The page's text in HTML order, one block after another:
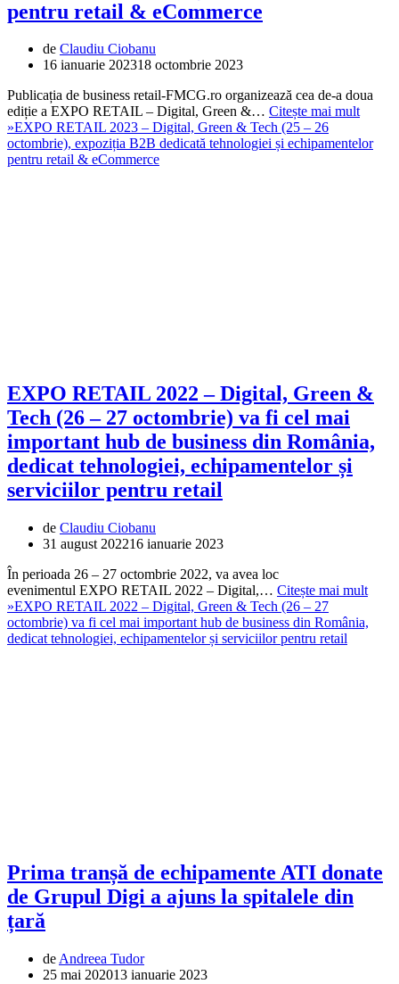
pentru retail & eCommerce
de Claudiu Ciobanu
16 ianuarie 202318 octombrie 2023
Publicația de business retail-FMCG.ro organizează cea de-a doua
ediție a EXPO RETAIL – Digital, Green &… Citește mai mult
»EXPO RETAIL 2023 – Digital, Green & Tech (25 – 26
octombrie), expoziția B2B dedicată tehnologiei și echipamentelor
pentru retail & eCommerce
EXPO RETAIL 2022 – Digital, Green &
Tech (26 – 27 octombrie) va fi cel mai
important hub de business din România,
dedicat tehnologiei, echipamentelor și
serviciilor pentru retail
de Claudiu Ciobanu
31 august 202216 ianuarie 2023
În perioada 26 – 27 octombrie 2022, va avea loc
evenimentul EXPO RETAIL 2022 – Digital,… Citește mai mult
»EXPO RETAIL 2022 – Digital, Green & Tech (26 – 27
octombrie) va fi cel mai important hub de business din România,
dedicat tehnologiei, echipamentelor și serviciilor pentru retail
Prima tranșă de echipamente ATI donate
de Grupul Digi a ajuns la spitalele din
țară
de Andreea Tudor
25 mai 202013 ianuarie 2023